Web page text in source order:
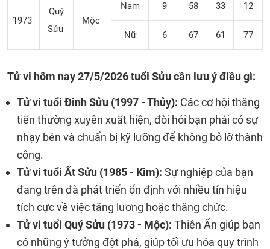
1973
Quý
Sửu
Mộc
Nam 9 58 33 12
Nữ 6 67 61 77
Tử vi hôm nay 27/5/2026 tuổi Sửu cần lưu ý điều gì:
Tử vi tuổi Đinh Sửu (1997 - Thủy): Các cơ hội thăng
tiến thường xuyên xuất hiện, đòi hỏi bạn phải có sự
nhạy bén và chuẩn bị kỹ lưỡng để không bỏ lỡ thành
công.
Tử vi tuổi Ất Sửu (1985 - Kim): Sự nghiệp của bạn
đang trên đà phát triển ổn định với nhiều tín hiệu
tích cực về việc tăng lương hoặc thăng chức.
Tử vi tuổi Quý Sửu (1973 - Mộc): Thiên Ấn giúp bạn
có những ý tưởng đột phá, giúp tối ưu hóa quy trình